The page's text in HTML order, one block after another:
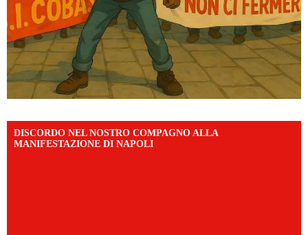
DISCORDO NEL NOSTRO COMPAGNO ALLA
MANIFESTAZIONE DI NAPOLI